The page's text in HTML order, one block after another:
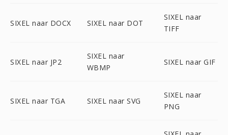
SIXEL naar DOCX SIXEL naar DOT
SIXEL naar
TIFF
SIXEL naar JP2
SIXEL naar
WBMP
SIXEL naar GIF
SIXEL naar TGA SIXEL naar SVG
SIXEL naar
PNG